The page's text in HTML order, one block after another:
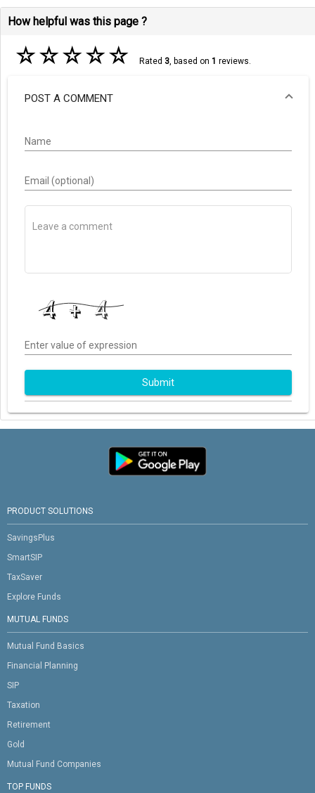
How helpful was this page ?
☆☆☆☆☆ Rated 3, based on 1 reviews.
POST A COMMENT
Name
Email (optional)
Enter value of expression
Submit
PRODUCT SOLUTIONS
SavingsPlus
SmartSIP
TaxSaver
Explore Funds
MUTUAL FUNDS
Mutual Fund Basics
Financial Planning
SIP
Taxation
Retirement
Gold
Mutual Fund Companies
TOP FUNDS